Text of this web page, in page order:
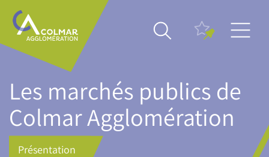
Aller
contenu
principal
Main
navigation
Les marchés publics de
Colmar Agglomération
Présentation